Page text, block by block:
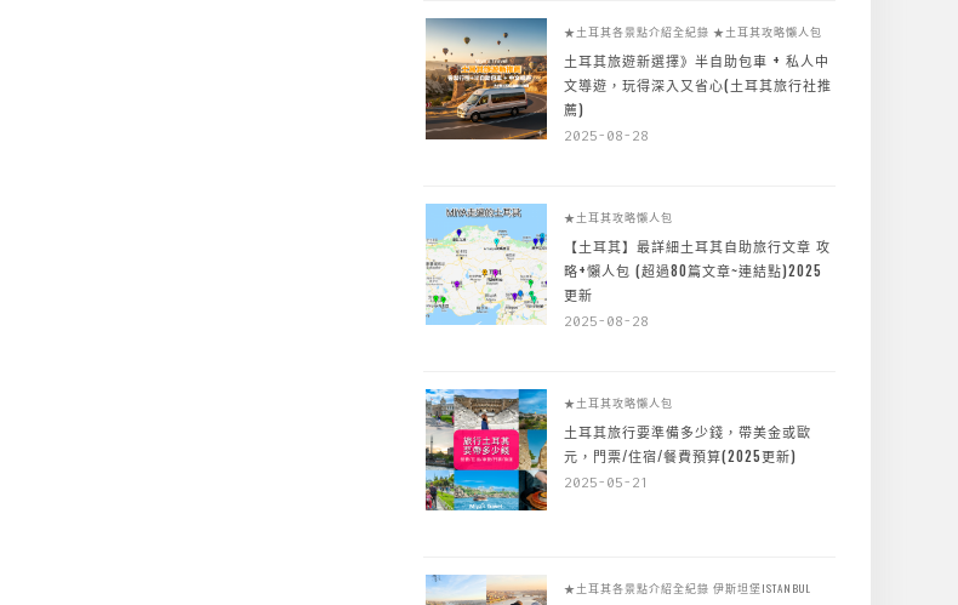
★土耳其各景點介紹全紀錄 ★土耳其攻略懶人包
土耳其旅遊新選擇》半自助包車 + 私人中
文導遊，玩得深入又省心(土耳其旅行社推
薦)
2025-08-28
★土耳其攻略懶人包
【土耳其】最詳細土耳其自助旅行文章 攻
略+懶人包 (超過80篇文章~連結點)2025
更新
2025-08-28
★土耳其攻略懶人包
土耳其旅行要準備多少錢，帶美金或歐
元，門票/住宿/餐費預算(2025更新)
2025-05-21
★土耳其各景點介紹全紀錄 伊斯坦堡ISTANBUL